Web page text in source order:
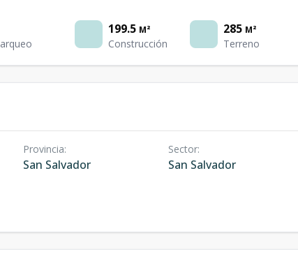
199.5 M²
Construcción
285 M²
Terreno
Provincia:
San Salvador
Sector:
San Salvador